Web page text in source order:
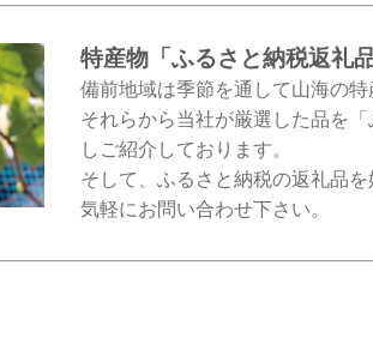
特産物「ふるさと納税返礼
備前地域は季節を通して山海の特
それらから当社が厳選した品を
しご紹介しております。
そして、ふるさと納税の返礼品
気軽にお問い合わせ下さい。